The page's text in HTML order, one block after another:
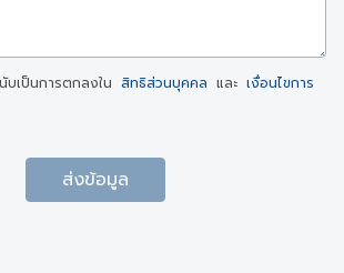
เป็นการตกลงใน สิทธิส่วนบุคคล และ เงื่อนไขการ
ส่งข้อมูล